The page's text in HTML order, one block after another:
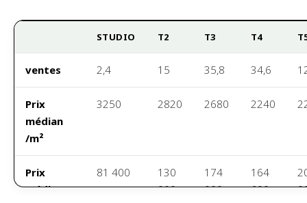
STUDIO T2 T3 T4
ventes 2,4 15 35,8 34,6
Prix
médian
/m²
3250 2820 2680 2240
Prix
médian
81 400
130
000
174
000
164
600